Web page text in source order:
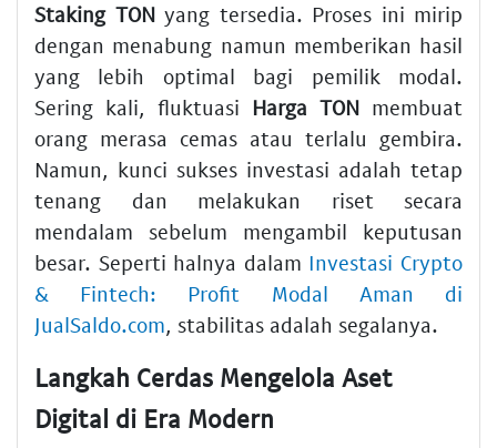
Staking TONyang tersedia. Proses ini mirip
dengan menabung namun memberikan hasil
yang lebih optimal bagi pemilik modal.
Sering kali, fluktuasi Harga TON membuat
orang merasa cemas atau terlalu gembira.
Namun, kunci sukses investasi adalah tetap
tenang dan melakukan riset secara
mendalam sebelum mengambil keputusan
besar. Seperti halnya dalam Investasi Crypto
& Fintech: Profit Modal Aman di
JualSaldo.com, stabilitas adalah segalanya.
Langkah Cerdas Mengelola Aset
Digital di Era Modern